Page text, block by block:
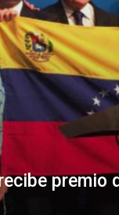
premio